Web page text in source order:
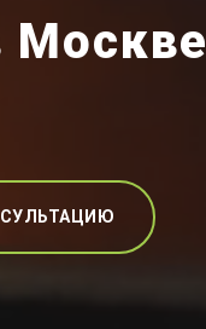
Москве